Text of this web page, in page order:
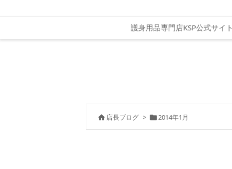
護身用品専門店KSP公式サイト
 店長ブログ > 2014年1月